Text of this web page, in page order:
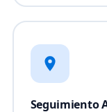
Seguimiento